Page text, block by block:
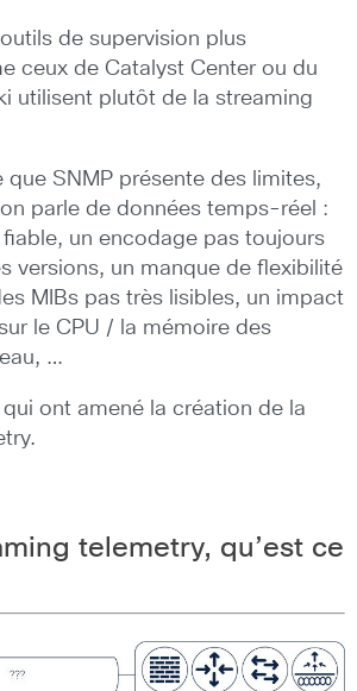
de supervision plus
ceux de Catalyst Center ou du
utilisent plutôt de la streaming
que SNMP présente des limites,
parle de données temps-réel :
un encodage pas toujours
versions, un manque de flexibilité
MIBs pas très lisibles, un impact
le CPU / la mémoire des
…
ont amené la création de la
telemetry, qu’est ce